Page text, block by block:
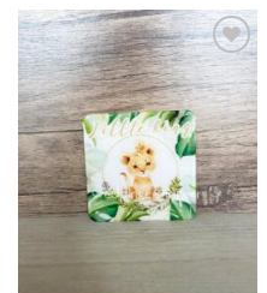
Πρόσθήκη
στην λίστα
επιθυμιών